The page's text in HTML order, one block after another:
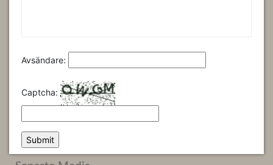
Avsändare:
Captcha: